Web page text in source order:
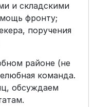
и складскими
фронту;
поручения
районе (не
команда.
обсуждаем